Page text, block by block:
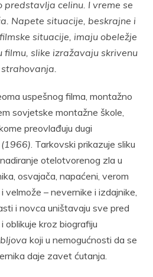
predstavlja celinu. I vreme se
Napete situacije, beskrajne i
situacije, imaju obeležje
filmu, slike izražavaju skrivenu
uspešnog filma, montažno
sovjetske montažne škole,
preovlađuju dugi
. Tarkovski prikazuje sliku
otelotvorenog zla u
osvajača, napaćeni, verom
velmože – nevernike i izdajnike,
i novca uništavaju sve pred
oblikuje kroz biografiju
koji u nemogućnosti da se
daje zavet ćutanja.